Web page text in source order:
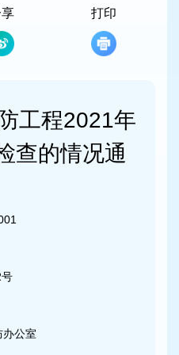
打印
工程2021年
查的情况通
办公室